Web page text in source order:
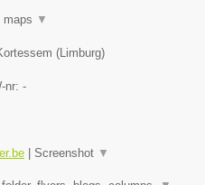
maps ▼
(Limburg)
nr: -
Screenshot ▼